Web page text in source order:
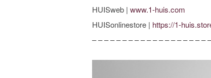
HUISweb | www.1-huis.com
HUISonlinestore | https://1-
– – – – – – – – – – – – – – – – – – –